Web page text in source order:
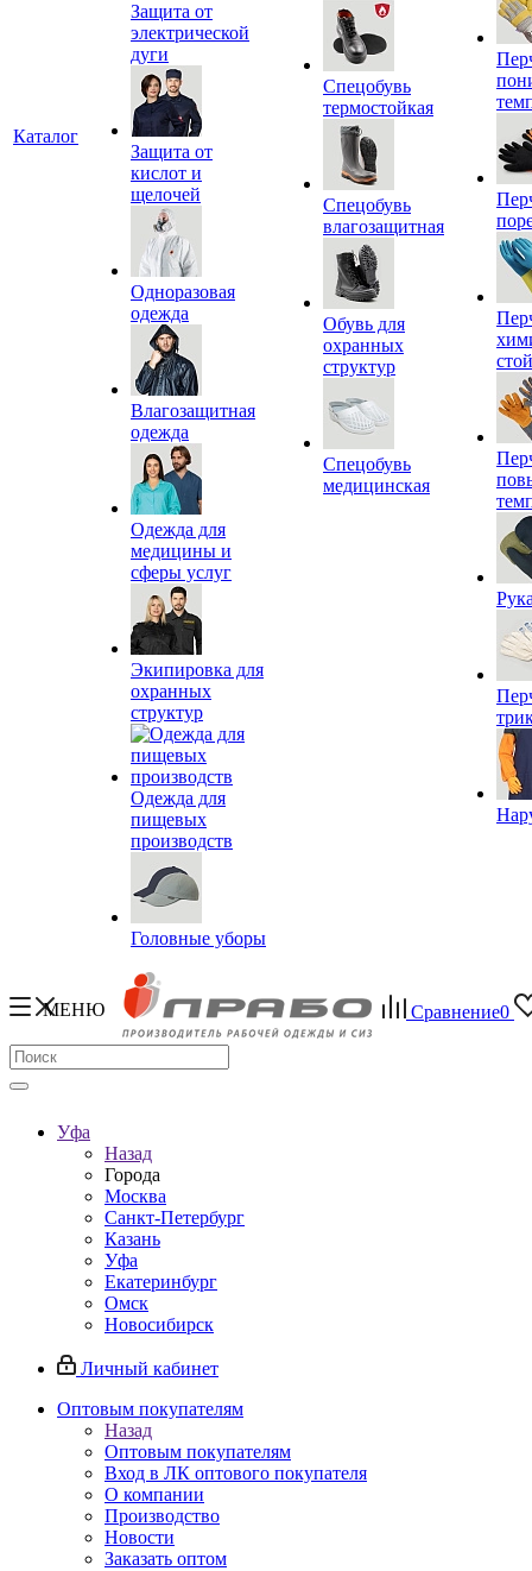
Каталог
Защита от
электрической
дуги
Защита от
кислот и
щелочей
Одноразовая
одежда
Влагозащитная
одежда
Одежда для
медицины и
сферы услуг
Экипировка для
охранных
структур
Одежда для
пищевых
производств
Головные уборы
Спецобувь
термостойкая
Спецобувь
влагозащитная
Обувь для
охранных
структур
Спецобувь
медицинская
МЕНЮ Сравнение0
Уфа
Назад
Города
Москва
Санкт-Петербург
Казань
Уфа
Екатеринбург
Омск
Новосибирск
Личный кабинет
Оптовым покупателям
Назад
Оптовым покупателям
Вход в ЛК оптового покупателя
О компании
Производство
Новости
Заказать оптом